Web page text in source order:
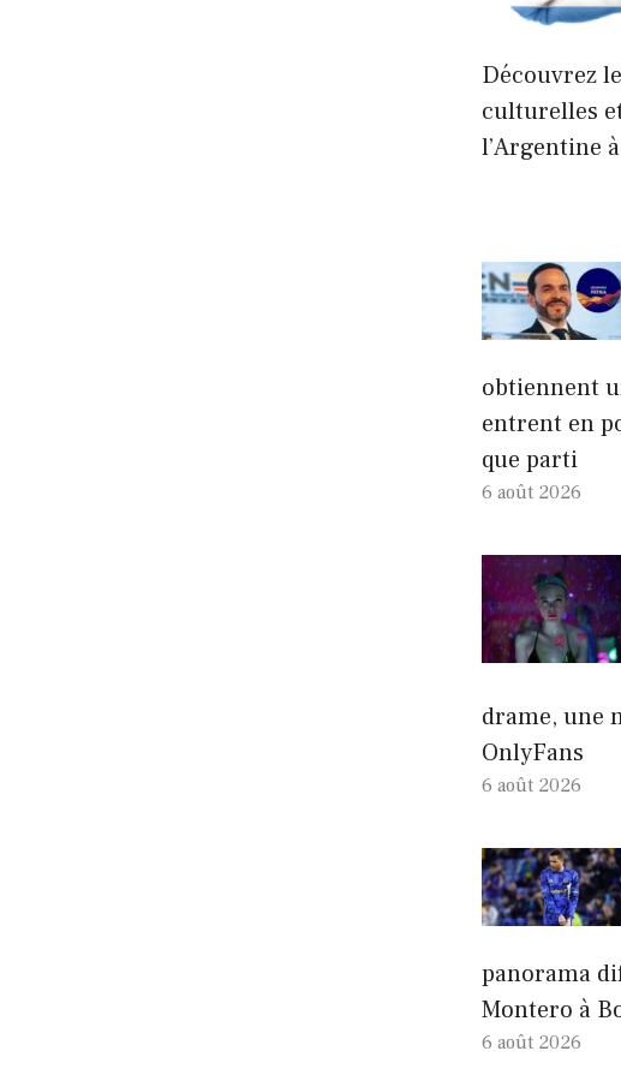
Découvrez
culturelles
l’Argentine
obtiennent
entrent en
que parti
6 août 2026
drame, une
OnlyFans
6 août 2026
panorama
Montero à
6 août 2026